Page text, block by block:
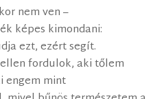
nem ven –
képes kimondani:
ezt, ezért segít.
fordulok, aki tőlem
engem mint